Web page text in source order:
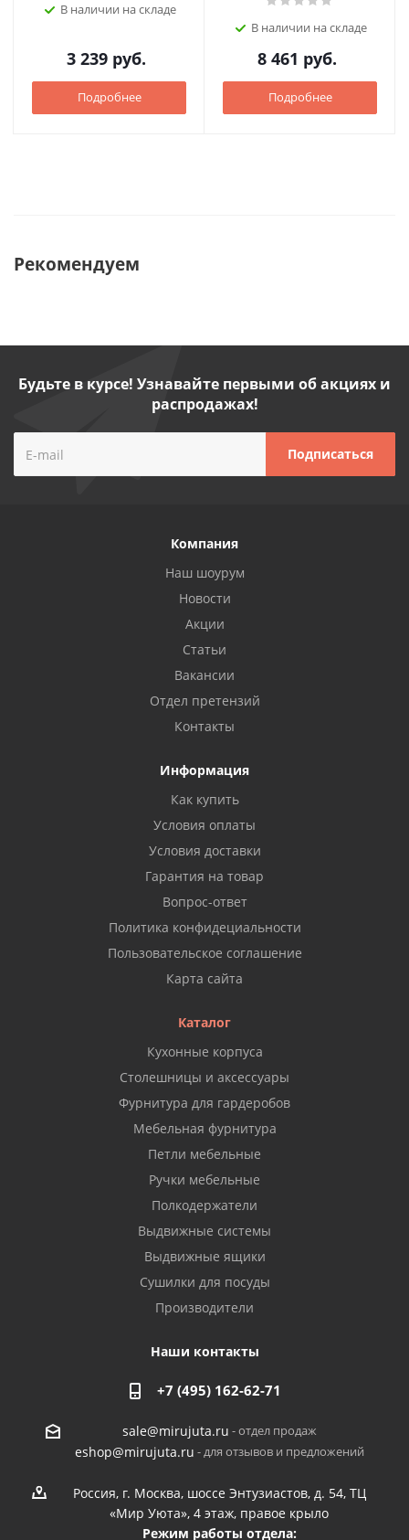
В наличии на складе
3 239руб.
Подробнее
В наличии на складе
8 461 руб.
Подробнее
Рекомендуем
Будьте в курсе! Узнавайте первыми об акциях и
распродажах!
Компания
Наш шоурум
Новости
Акции
Статьи
Вакансии
Отдел претензий
Контакты
Информация
Как купить
Условия оплаты
Условия доставки
Гарантия на товар
Вопрос-ответ
Политика конфидециальности
Пользовательское соглашение
Карта сайта
Каталог
Кухонные корпуса
Столешницы и аксессуары
Фурнитура для гардеробов
Мебельная фурнитура
Петли мебельные
Ручки мебельные
Полкодержатели
Выдвижные системы
Выдвижные ящики
Сушилки для посуды
Производители
Наши контакты
+7 (495) 162-62-71
sale@mirujuta.ru - отдел продаж
eshop@mirujuta.ru - для отзывов и предложений
Россия, г. Москва, шоссе Энтузиастов, д. 54, ТЦ
«Мир Уюта», 4 этаж, правое крыло
Режим работы отдела: